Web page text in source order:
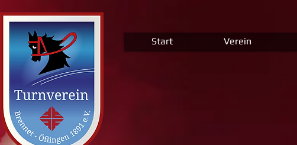
Start Verein